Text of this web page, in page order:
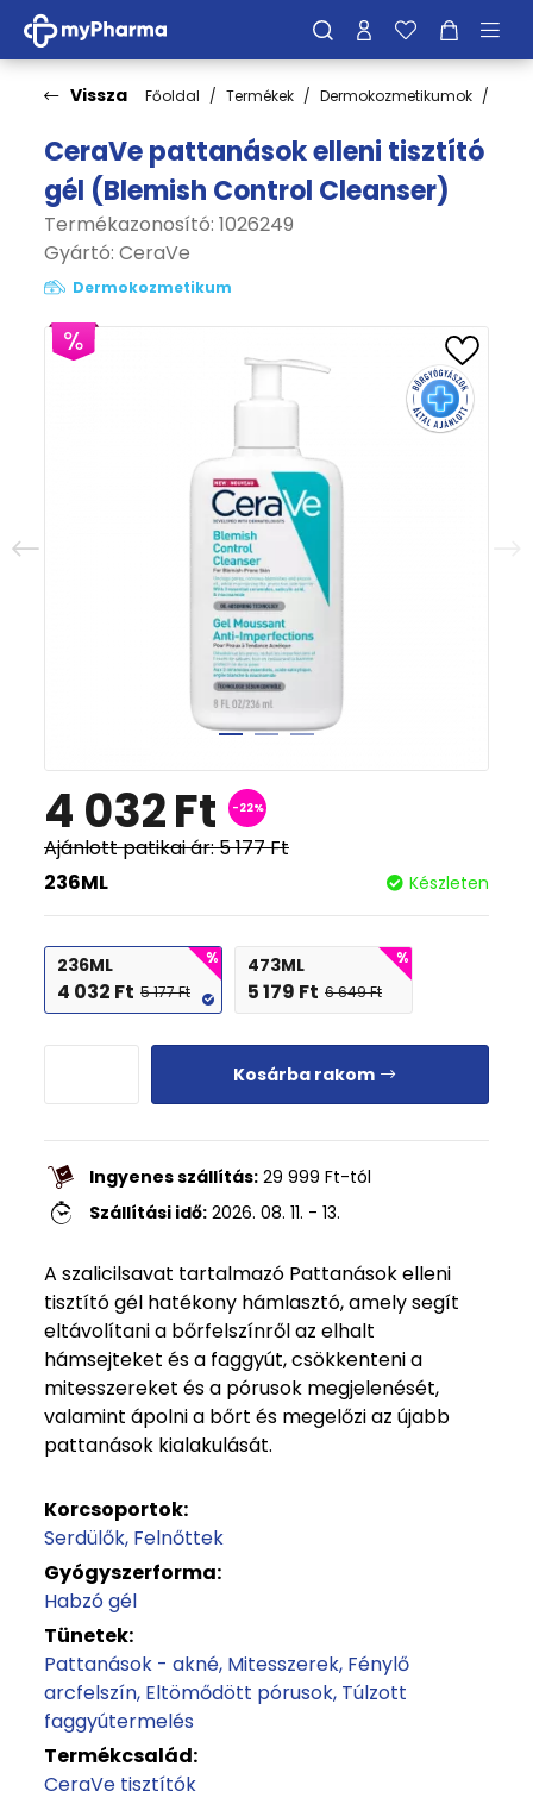
Vissza Főoldal Termékek Dermokozmetikumok
CeraVe pattanások elleni tisztító
gél (Blemish Control Cleanser)
Termékazonosító: 1026249
Gyártó: CeraVe
Dermokozmetikum
4 032Ft -22%
Ajánlott patikai ár:5 177Ft
236ML
Készleten
236ML
4 032 Ft 5 177Ft
473ML
5 179 Ft 6 649Ft
Kosárba rakom
Ingyenes szállítás: 29 999 Ft-tól
Szállítási idő: 2026. 08. 11. - 13.
A szalicilsavat tartalmazó Pattanások elleni
tisztító gél hatékony hámlasztó, amely segít
eltávolítani a bőrfelszínről az elhalt
hámsejteket és a faggyút, csökkenteni a
mitesszereket és a pórusok megjelenését,
valamint ápolni a bőrt és megelőzi az újabb
pattanások kialakulását.
Korcsoportok:
Serdülők Felnőttek
Gyógyszerforma:
Habzó gél
Tünetek:
Pattanások - akné Mitesszerek Fénylő
arcfelszín Eltömődött pórusok Túlzott
faggyútermelés
Termékcsalád:
CeraVe tisztítók